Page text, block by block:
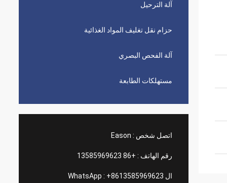
آلة الترحيل
حزام نقل تغليف المواد الغذائية
آلة الفحص البصري
مستهلكات الطابعة
اتصل شخص : Eason
رقم الهاتف : +86 13585969623
ال WhatsApp : +8613585969623